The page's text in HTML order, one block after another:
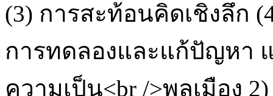
(3) การสะท้อนคิดเชิงลึก
การทดลองและแก้ปัญหา
ความเป็น<br />พลเมือง